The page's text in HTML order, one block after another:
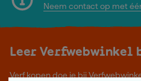
Neem contact op met
Leer Verfwebwinkel
Verf kopen doe je bij